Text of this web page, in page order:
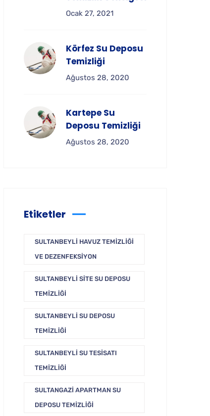
Ocak 27, 2021
Körfez Su Deposu
Temizliği
Ağustos 28, 2020
Kartepe Su
Deposu Temizliği
Ağustos 28, 2020
Etiketler
SULTANBEYLI HAVUZ TEMIZLIĞI
VE DEZENFEKSIYON
SULTANBEYLI SITE SU DEPOSU
TEMIZLIĞI
SULTANBEYLI SU DEPOSU
TEMIZLIĞI
SULTANBEYLI SU TESISATI
TEMIZLIĞI
SULTANGAZI APARTMAN SU
DEPOSU TEMIZLIĞI